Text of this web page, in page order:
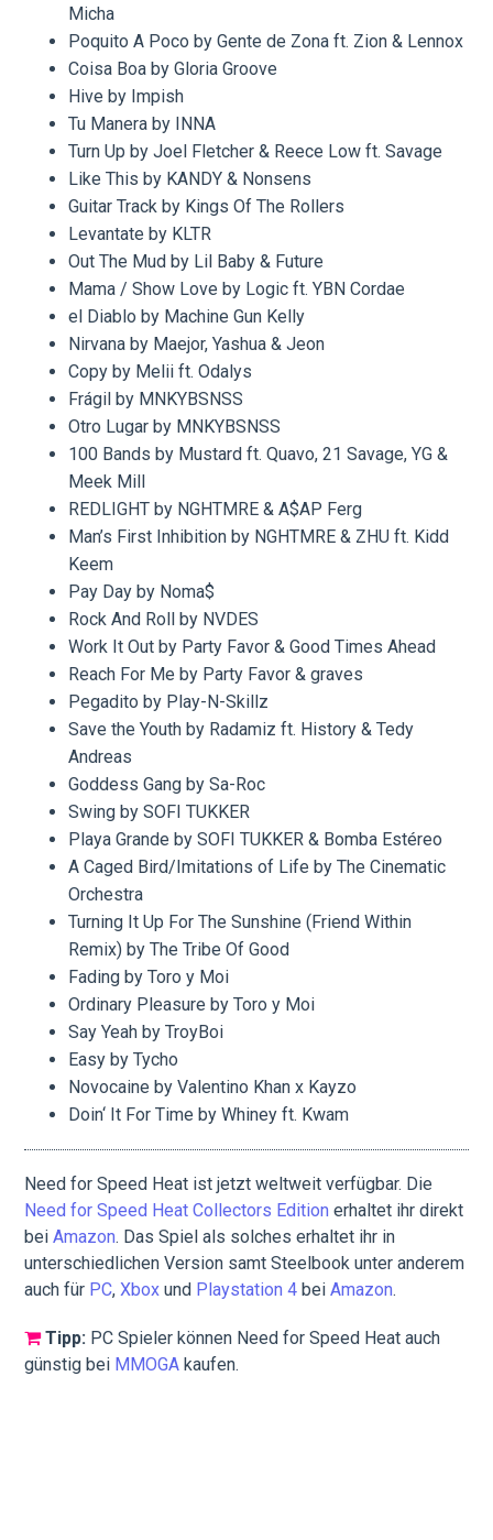
Micha
Poquito A Poco by Gente de Zona ft. Zion & Lennox
Coisa Boa by Gloria Groove
Hive by Impish
Tu Manera by INNA
Turn Up by Joel Fletcher & Reece Low ft. Savage
Like This by KANDY & Nonsens
Guitar Track by Kings Of The Rollers
Levantate by KLTR
Out The Mud by Lil Baby & Future
Mama / Show Love by Logic ft. YBN Cordae
el Diablo by Machine Gun Kelly
Nirvana by Maejor, Yashua & Jeon
Copy by Melii ft. Odalys
Frágil by MNKYBSNSS
Otro Lugar by MNKYBSNSS
100 Bands by Mustard ft. Quavo, 21 Savage, YG &
Meek Mill
REDLIGHT by NGHTMRE & A$AP Ferg
Man’s First Inhibition by NGHTMRE & ZHU ft. Kidd
Keem
Pay Day by Noma$
Rock And Roll by NVDES
Work It Out by Party Favor & Good Times Ahead
Reach For Me by Party Favor & graves
Pegadito by Play-N-Skillz
Save the Youth by Radamiz ft. History & Tedy
Andreas
Goddess Gang by Sa-Roc
Swing by SOFI TUKKER
Playa Grande by SOFI TUKKER & Bomba Estéreo
A Caged Bird/Imitations of Life by The Cinematic
Orchestra
Turning It Up For The Sunshine (Friend Within
Remix) by The Tribe Of Good
Fading by Toro y Moi
Ordinary Pleasure by Toro y Moi
Say Yeah by TroyBoi
Easy by Tycho
Novocaine by Valentino Khan x Kayzo
Doin‘ It For Time by Whiney ft. Kwam
Need for Speed Heat ist jetzt weltweit verfügbar. Die
Need for Speed Heat Collectors Edition erhaltet ihr direkt
beiAmazon. Das Spiel als solches erhaltet ihr in
unterschiedlichen Version samt Steelbook unter anderem
auch für PC,Xbox und Playstation 4 beiAmazon.
Tipp: PC Spieler können Need for Speed Heat auch
günstig bei MMOGA kaufen.